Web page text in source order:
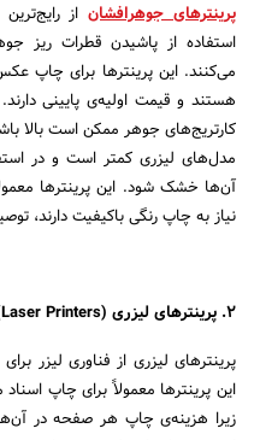
پرینترهای جوهرافشاناز
استفاده از پاشیدن قطرات ریز
می‌کنند. این پرینترها برای چاپ
هستند و قیمت اولیه‌ی پایینی
کارتریج‌های جوهر ممکن است بالا
مدل‌های لیزری کمتر است و در
آن‌ها خشک شود. این پرینترها
نیاز به چاپ رنگی باکیفیت دارند،
2. پرینترهای لیزری (Laser Printers)
پرینترهای لیزری از فناوری لیزر
این پرینترها معمولاً برای چاپ
زیرا هزینه‌ی چاپ هر صفحه در